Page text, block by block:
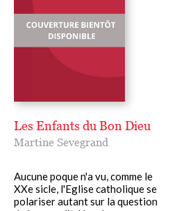
Les Enfants du Bon Dieu
Martine Sevegrand
Aucune poque n'a vu, comme le
XXe sicle, l'Eglise catholique se
polariser autant sur la question